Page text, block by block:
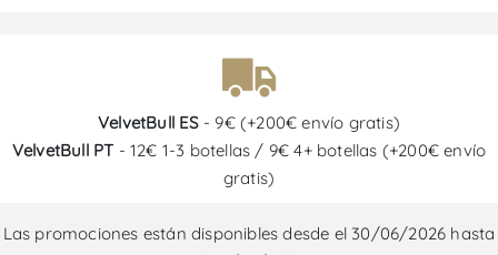
VelvetBull ES- 9€ (+200€ envío gratis)
VelvetBull PT - 12€ 1-3 botellas / 9€ 4+ botellas (+200€ envío
gratis)
Las promociones están disponibles desde el 30/06/2026 hasta